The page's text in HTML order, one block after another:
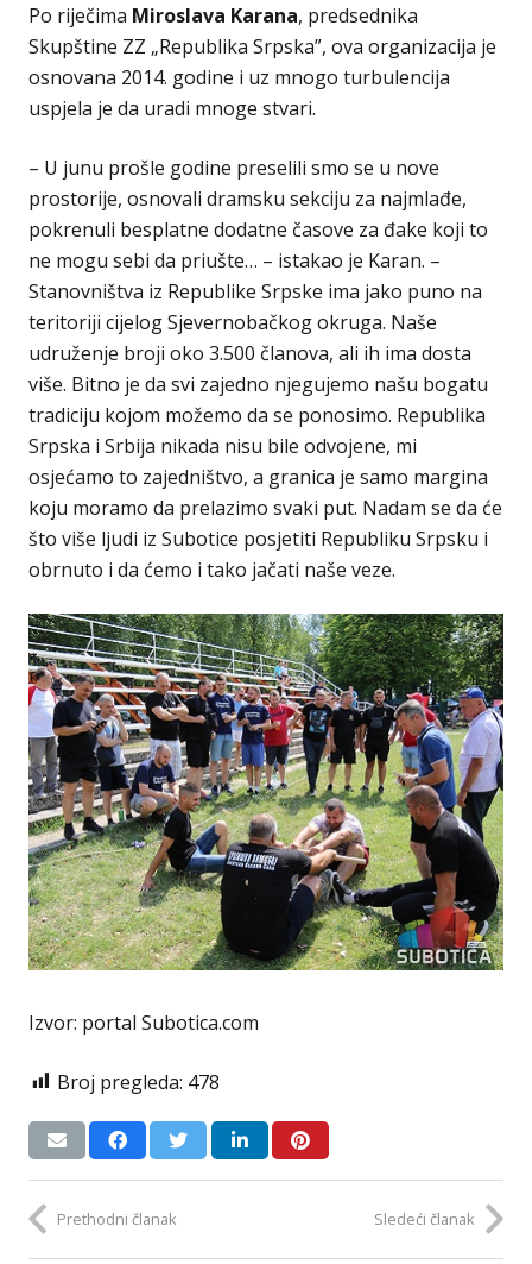
Po riječima Miroslava Karana, predsednika
Skupštine ZZ „Republika Srpska”, ova organizacija je
osnovana 2014. godine i uz mnogo turbulencija
uspjela je da uradi mnoge stvari.
– U junu prošle godine preselili smo se u nove
prostorije, osnovali dramsku sekciju za najmlađe,
pokrenuli besplatne dodatne časove za đake koji to
ne mogu sebi da priušte… – istakao je Karan. –
Stanovništva iz Republike Srpske ima jako puno na
teritoriji cijelog Sjevernobačkog okruga. Naše
udruženje broji oko 3.500 članova, ali ih ima dosta
više. Bitno je da svi zajedno njegujemo našu bogatu
tradiciju kojom možemo da se ponosimo. Republika
Srpska i Srbija nikada nisu bile odvojene, mi
osjećamo to zajedništvo, a granica je samo margina
koju moramo da prelazimo svaki put. Nadam se da će
što više ljudi iz Subotice posjetiti Republiku Srpsku i
obrnuto i da ćemo i tako jačati naše veze.
Izvor: portal Subotica.com
Broj pregleda: 478
Prethodni članak Sledeći članak